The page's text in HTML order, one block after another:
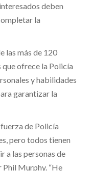
deben
la
las más de 120
ofrece la Policía
y habilidades
garantizar la
de Policía
pero todos tienen
a las personas de
Phil Murphy. “He